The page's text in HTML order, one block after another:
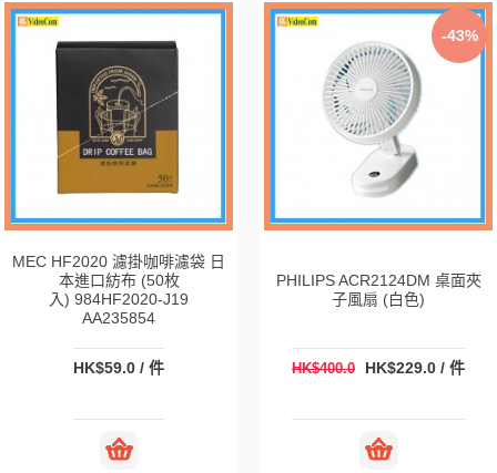
MEC HF2020 濾掛咖啡濾袋 日
本進口紡布 (50枚
入) 984HF2020-J19
AA235854
HK$59.0 / 件
-43%
PHILIPS ACR2124DM 桌面夾
子風扇 (白色)
HK$400.0 HK$229.0 / 件